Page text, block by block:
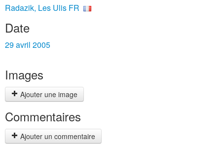
Radazik, Les Ulis FR
Date
29 avril 2005
Images
Ajouter une image
Commentaires
Ajouter un commentaire